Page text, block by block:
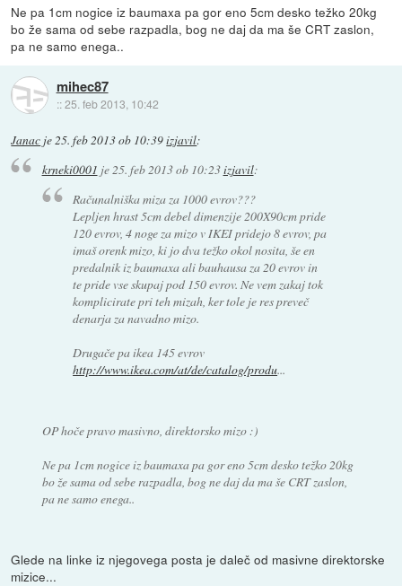
Ne pa 1cm nogice iz baumaxa pa gor eno 5cm desko težko 20kg
bo že sama od sebe razpadla, bog ne daj da ma še CRT zaslon,
pa ne samo enega..
mihec87
::25. feb 2013, 10:42
Janac je 25. feb 2013 ob 10:39izjavil:
krneki0001 je25. feb 2013 ob 10:23izjavil:
Računalniška miza za 1000 evrov???
Lepljen hrast 5cm debel dimenzije 200X90cm pride
120 evrov, 4 noge za mizo v IKEI pridejo 8 evrov, pa
imaš orenk mizo, ki jo dva težko okol nosita, še en
predalnik iz baumaxa ali bauhausa za 20 evrov in
te pride vse skupaj pod 150 evrov. Ne vem zakaj tok
komplicirate pri teh mizah, ker tole je res preveč
denarja za navadno mizo.
Drugače pa ikea 145 evrov
http://www.ikea.com/at/de/catalog/produ...
OP hoče pravo masivno, direktorsko mizo :)
Ne pa 1cm nogice iz baumaxa pa gor eno 5cm desko težko 20kg
bo že sama od sebe razpadla, bog ne daj da ma še CRT zaslon,
pa ne samo enega..
Glede na linke iz njegovega posta je daleč od masivne direktorske
mizice...